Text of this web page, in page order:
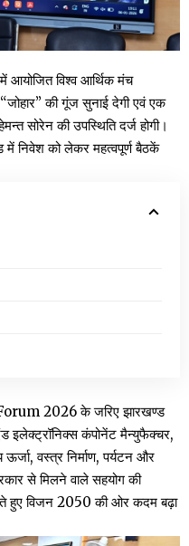
विश्व आर्थिक मंच
की गूंज सुनाई देगी एवं एक
सोरेन की उपस्थिति दर्ज होगी।
निवेश को लेकर महत्वपूर्ण बैठकें
2026 के जरिए झारखण्ड
इलेक्ट्रॉनिक्स कंपोनेंट मैन्युफैक्चर,
वस्त्र निर्माण, पर्यटन और
से मिलने वाले सहयोग की
हुए विजन 2050 की ओर कदम बढ़ा